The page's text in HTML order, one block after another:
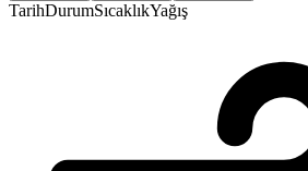
TarihDurumSıcaklıkYağış